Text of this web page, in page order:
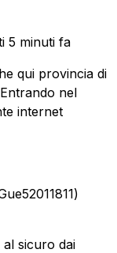
5 minuti fa
qui provincia di
nel
internet
al sicuro dai